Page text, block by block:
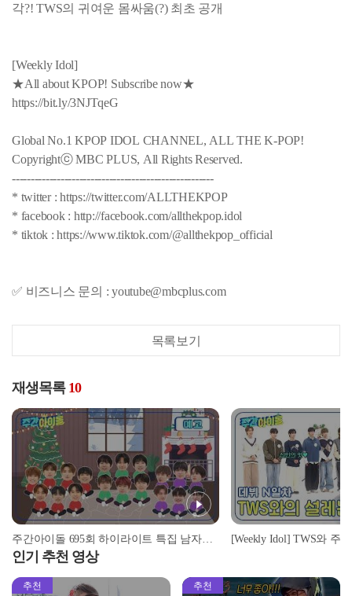
각?! TWS의 귀여운 몸싸움(?) 최초 공개
[Weekly Idol]
★All about KPOP! Subscribe now★
https://bit.ly/3NJTqeG
Global No.1 KPOP IDOL CHANNEL, ALL THE K-POP!
Copyrightⓒ MBC PLUS, All Rights Reserved.
------------------------------------------------------
* twitter : https://twitter.com/ALLTHEKPOP
* facebook : http://facebook.com/allthekpop.idol
* tiktok : https://www.tiktok.com/@allthekpop_official
✅ 비즈니스 문의 : youtube@mbcplus.com
목록보기
재생목록 10
주간아이돌 695회 하이라이트 특집 남자아이돌편 예고
인기 추천 영상
추천 추천